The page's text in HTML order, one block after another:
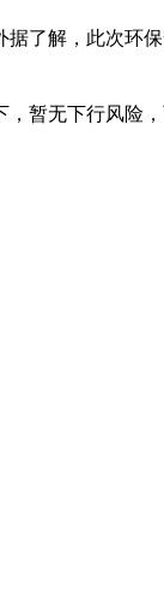
了解，此次环
暂无下行风险